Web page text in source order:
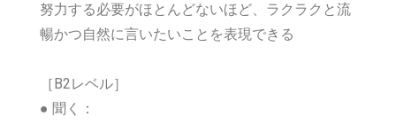
努力する必要がほとんどないほど、ラクラクと流
暢かつ自然に言いたいことを表現できる
［B2レベル］
● 聞く：